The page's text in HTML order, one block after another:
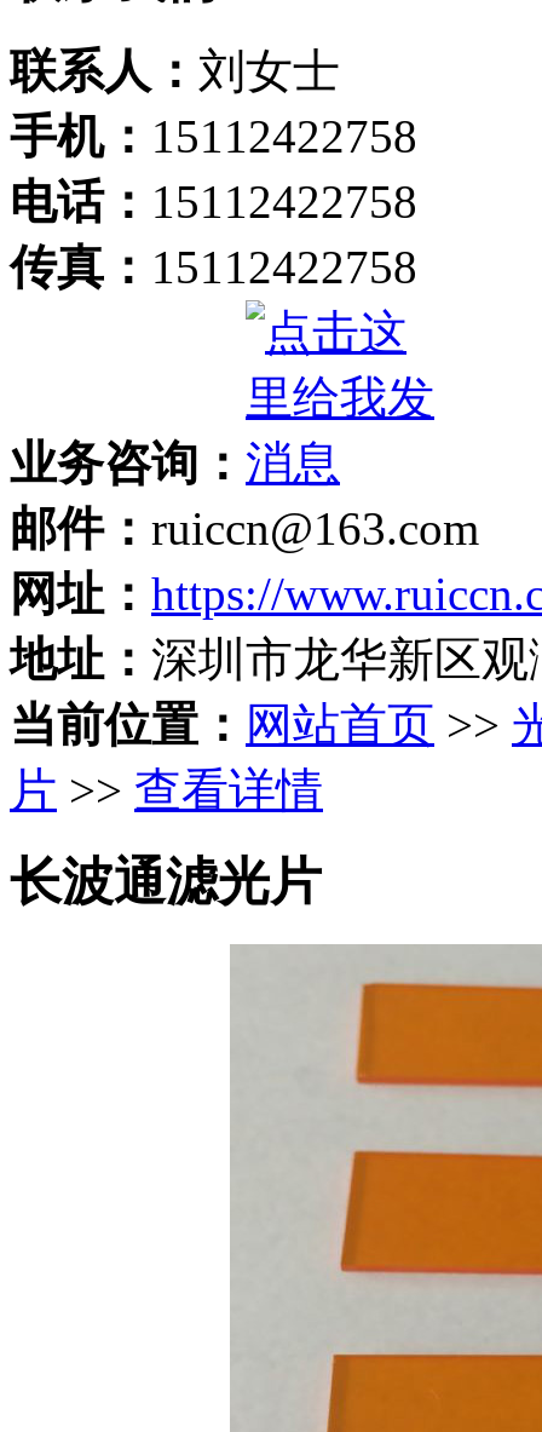
联系人： 刘女士
手机： 15112422758
电话： 15112422758
传真： 15112422758
业务咨询：
邮件： ruiccn@163.com
网址： https://
地址： 深圳市龙华新区
当前位置： 网站首页 >>
片 >> 查看详情
长波通滤光片